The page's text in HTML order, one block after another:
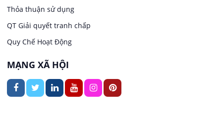
Ngân hàng
Nhà hàng / Khách sạn
Việc làm tại Thuận Hưng
Việc làm tại Vị Thanh
Thỏa thuận sử dụng
QT Giải quyết tranh chấp
Quy Chế Hoạt Động
MẠNG XÃ HỘI